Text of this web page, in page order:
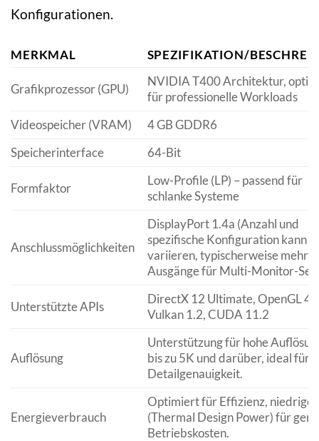
Konfigurationen.
MERKMAL SPEZIFIKATION/
Grafikprozessor (GPU)
NVIDIA T400 Architektur,
für professionelle Workloads
Videospeicher (VRAM)
4 GB GDDR6
Speicherinterface
64-Bit
Formfaktor
Low-Profile (LP) – passend für
schlanke Systeme
Anschlussmöglichkeiten
DisplayPort 1.4a (Anzahl und
spezifische Konfiguration kann
variieren, typischerweise
Ausgänge für Multi-Monitor-
Unterstützte APIs
DirectX 12 Ultimate, OpenGL
Vulkan 1.2, CUDA 11.2
Auflösung
Unterstützung für hohe
bis zu 5K und darüber, ideal für
Detailgenauigkeit.
Energieverbrauch
Optimiert für Effizienz,
(Thermal Design Power) für
Betriebskosten.